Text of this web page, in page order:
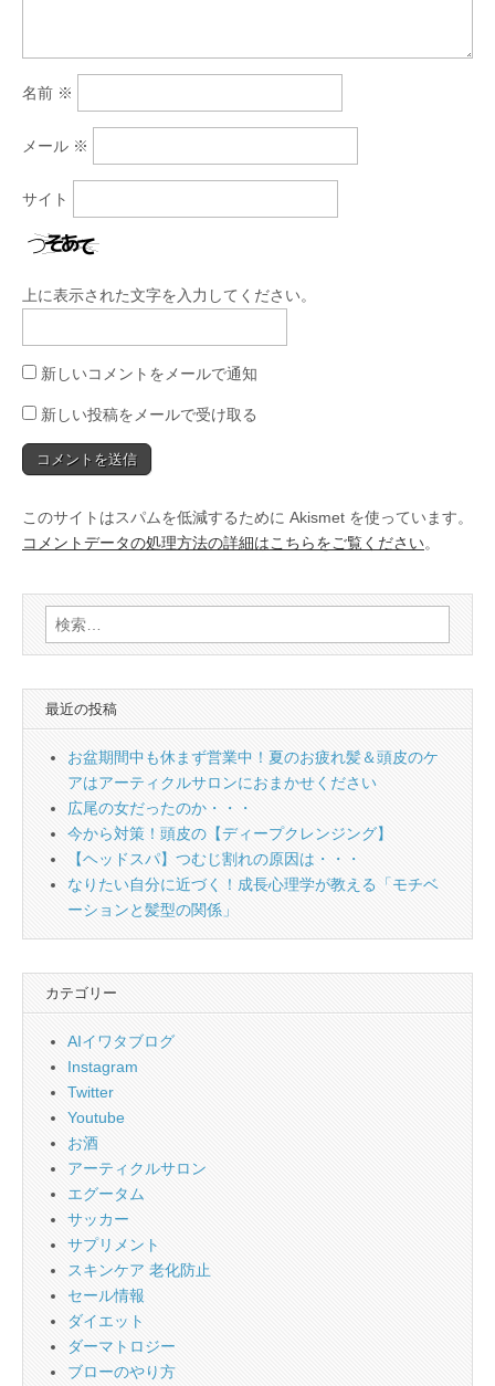
名前 ※
メール ※
サイト
上に表示された文字を入力してください。
新しいコメントをメールで通知
新しい投稿をメールで受け取る
このサイトはスパムを低減するために Akismet を使っています。
コメントデータの処理方法の詳細はこちらをご覧ください。
検
索:
最近の投稿
お盆期間中も休まず営業中！夏のお疲れ髪＆頭皮のケ
アはアーティクルサロンにおまかせください
広尾の女だったのか・・・
今から対策！頭皮の【ディープクレンジング】
【ヘッドスパ】つむじ割れの原因は・・・
なりたい自分に近づく！成長心理学が教える「モチベ
ーションと髪型の関係」
カテゴリー
AIイワタブログ
Instagram
Twitter
Youtube
お酒
アーティクルサロン
エグータム
サッカー
サプリメント
スキンケア 老化防止
セール情報
ダイエット
ダーマトロジー
ブローのやり方